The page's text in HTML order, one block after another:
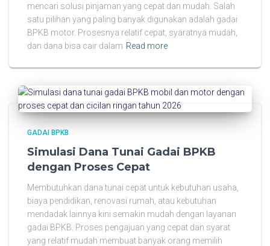
mencari solusi pinjaman yang cepat dan mudah. Salah
satu pilihan yang paling banyak digunakan adalah gadai
BPKB motor. Prosesnya relatif cepat, syaratnya mudah,
dan dana bisa cair dalam Read more
GADAI BPKB
Simulasi Dana Tunai Gadai BPKB
dengan Proses Cepat
Membutuhkan dana tunai cepat untuk kebutuhan usaha,
biaya pendidikan, renovasi rumah, atau kebutuhan
mendadak lainnya kini semakin mudah dengan layanan
gadai BPKB. Proses pengajuan yang cepat dan syarat
yang relatif mudah membuat banyak orang memilih